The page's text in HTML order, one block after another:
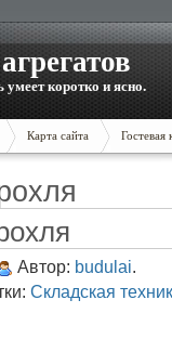
коротко и ясно.
Карта сайта Гостевая
Автор: budulai.
Складская